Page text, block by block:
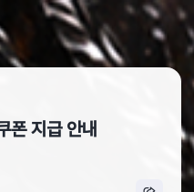
폰 지급 안내